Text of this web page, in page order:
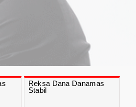
Reksa Dana Danamas
Stabil